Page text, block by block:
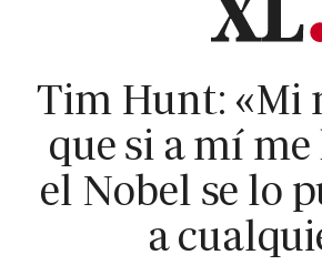
Tim Hunt: «Mi
que si a mí
el Nobel se lo
a